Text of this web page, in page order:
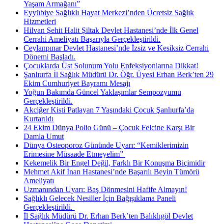
Yaşam Armağanı”
Eyyübiye Sağlıklı Hayat Merkezi’nden Ücretsiz Sağlık
Hizmetleri
Hilvan Şehit Halit Şiltak Devlet Hastanesi’nde İlk Genel
Cerrahi Ameliyatı Başarıyla Gerçekleştirildi.
Ceylanpınar Devlet Hastanesi’nde İzsiz ve Kesiksiz Cerrahi
Dönemi Başladı.
Çocuklarda Üst Solunum Yolu Enfeksiyonlarına Dikkat!
Şanlıurfa İl Sağlık Müdürü Dr. Öğr. Üyesi Erhan Berk’ten 29
Ekim Cumhuriyet Bayramı Mesajı
Yoğun Bakımda Güncel Yaklaşımlar Sempozyumu
Gerçekleştirildi.
Akciğer Kisti Patlayan 7 Yaşındaki Çocuk Şanlıurfa’da
Kurtarıldı
24 Ekim Dünya Polio Günü – Çocuk Felcine Karşı Bir
Damla Umut
Dünya Osteoporoz Gününde Uyarı: “Kemiklerimizin
Erimesine Müsaade Etmeyelim” ​
Kekemelik Bir Engel Değil, Farklı Bir Konuşma Biçimidir
Mehmet Akif İnan Hastanesi’nde Başarılı Beyin Tümörü
Ameliyatı
Uzmanından Uyarı: Baş Dönmesini Hafife Almayın!
Sağlıklı Gelecek Nesiller İçin Bağışıklama Paneli
Gerçekleştirildi. ​
İl Sağlık Müdürü Dr. Erhan Berk’ten Balıklıgöl Devlet